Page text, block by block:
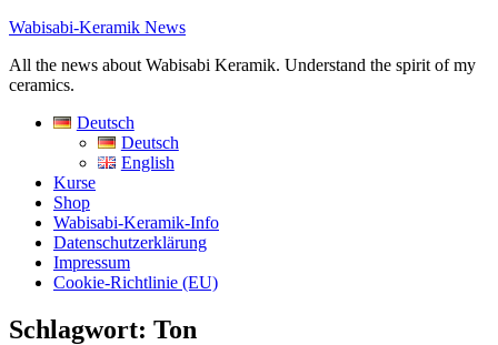
Wabisabi-Keramik News
All the news about Wabisabi Keramik. Understand the spirit of my
ceramics.
Deutsch
Deutsch
English
Kurse
Shop
Wabisabi-Keramik-Info
Datenschutzerklärung
Impressum
Cookie-Richtlinie (EU)
Schlagwort: Ton